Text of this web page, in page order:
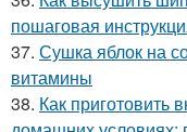
пошаговая
37. Сушка яблок на
витамины
38. Как приготовить